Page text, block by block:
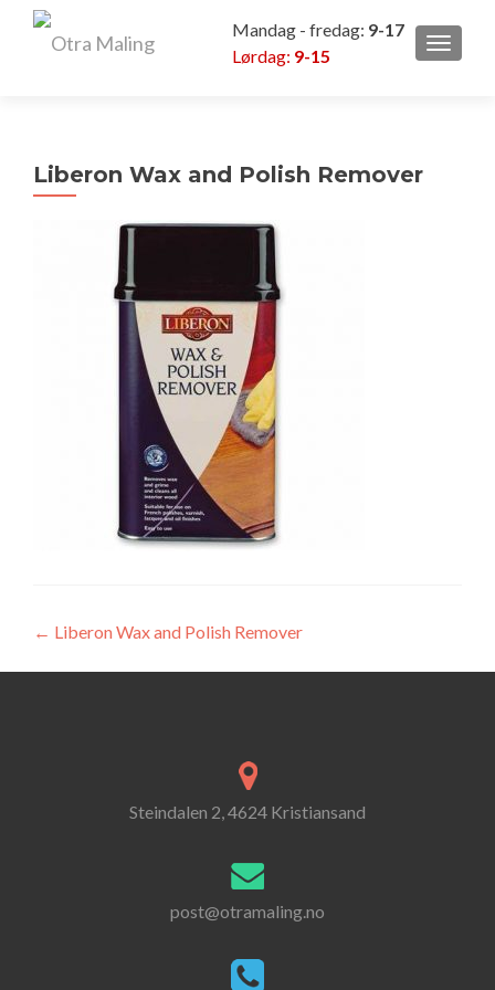
Mandag - fredag: 9-17
Lørdag: 9-15
Liberon Wax and Polish Remover
Innleggsnavigasjon
← Liberon Wax and Polish Remover
Steindalen 2, 4624 Kristiansand
post@otramaling.no